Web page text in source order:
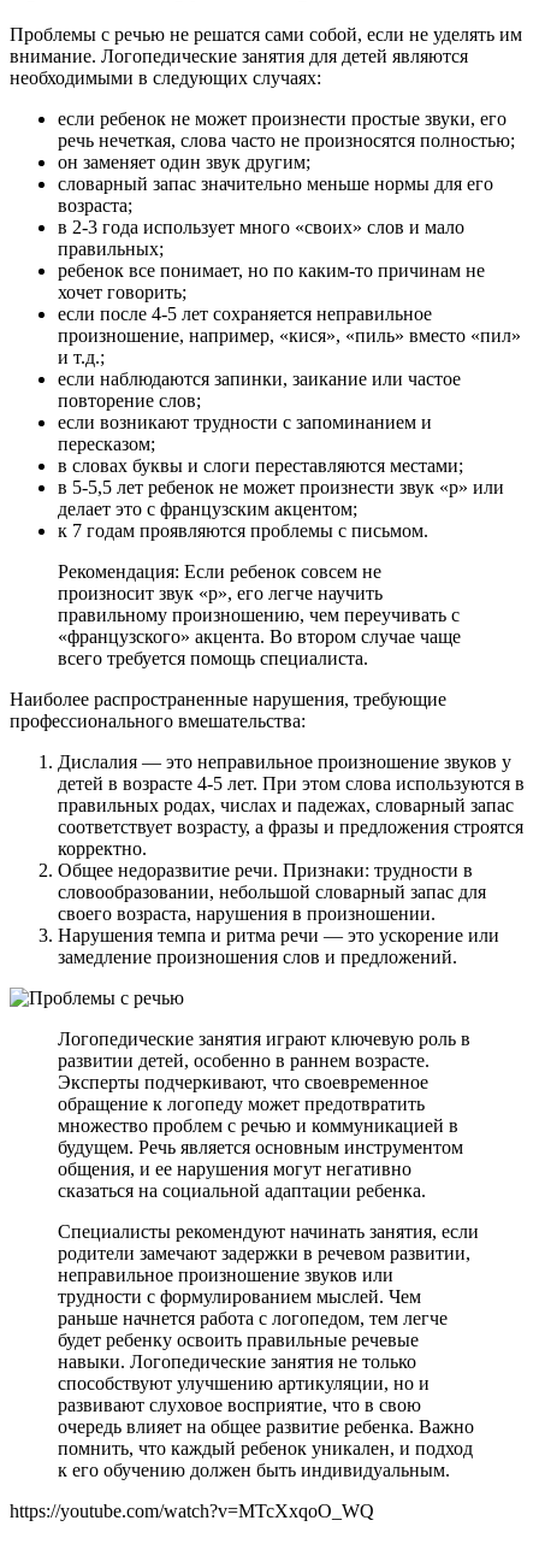
Проблемы с речью не решатся сами собой, если не уделять им
внимание. Логопедические занятия для детей являются
необходимыми в следующих случаях:
если ребенок не может произнести простые звуки, его
речь нечеткая, слова часто не произносятся полностью;
он заменяет один звук другим;
словарный запас значительно меньше нормы для его
возраста;
в 2-3 года использует много «своих» слов и мало
правильных;
ребенок все понимает, но по каким-то причинам не
хочет говорить;
если после 4-5 лет сохраняется неправильное
произношение, например, «кися», «пиль» вместо «пил»
и т.д.;
если наблюдаются запинки, заикание или частое
повторение слов;
если возникают трудности с запоминанием и
пересказом;
в словах буквы и слоги переставляются местами;
в 5-5,5 лет ребенок не может произнести звук «р» или
делает это с французским акцентом;
к 7 годам проявляются проблемы с письмом.
Рекомендация: Если ребенок совсем не
произносит звук «р», его легче научить
правильному произношению, чем переучивать с
«французского» акцента. Во втором случае чаще
всего требуется помощь специалиста.
Наиболее распространенные нарушения, требующие
профессионального вмешательства:
Дислалия — это неправильное произношение звуков у
детей в возрасте 4-5 лет. При этом слова используются в
правильных родах, числах и падежах, словарный запас
соответствует возрасту, а фразы и предложения строятся
корректно.
Общее недоразвитие речи. Признаки: трудности в
словообразовании, небольшой словарный запас для
своего возраста, нарушения в произношении.
Нарушения темпа и ритма речи — это ускорение или
замедление произношения слов и предложений.
Логопедические занятия играют ключевую роль в
развитии детей, особенно в раннем возрасте.
Эксперты подчеркивают, что своевременное
обращение к логопеду может предотвратить
множество проблем с речью и коммуникацией в
будущем. Речь является основным инструментом
общения, и ее нарушения могут негативно
сказаться на социальной адаптации ребенка.
Специалисты рекомендуют начинать занятия, если
родители замечают задержки в речевом развитии,
неправильное произношение звуков или
трудности с формулированием мыслей. Чем
раньше начнется работа с логопедом, тем легче
будет ребенку освоить правильные речевые
навыки. Логопедические занятия не только
способствуют улучшению артикуляции, но и
развивают слуховое восприятие, что в свою
очередь влияет на общее развитие ребенка. Важно
помнить, что каждый ребенок уникален, и подход
к его обучению должен быть индивидуальным.
https://youtube.com/watch?v=MTcXxqoO_WQ